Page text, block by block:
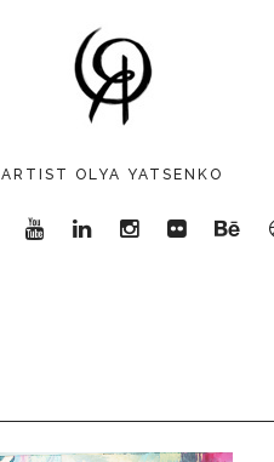
ARTIST OLYA YATSENKO